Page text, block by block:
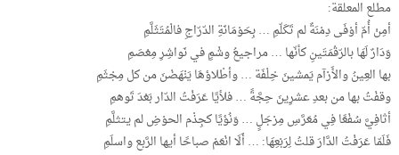
مطلع المعلقة:
أمِنْ أُمّ أوْفَى دِمْنَةٌ لم تَكَلّمِ … بِحَوْمَانَةِ الدّرّاجِ فالْمُتَثَلَّمِ
وَدَارٌ لَهَا بالرّقْمَتَينِ كأنّها … مراجيعُ وشْمٍ في نَواشِرِ مِعْصَمِ
بها العِينُ والأَرْآم يَمشينَ خِلْفَة … وأطْلاؤهَا يَنْهَضْنَ من كل مِجْثَمِ
وقفْتُ بها من بعدِ عشرِينَ حِجَّةً … فلأيًا عَرَفْتُ الدّار بَعْدَ تَوهمِ
أثافِيَّ سُفْعًا فِي مُعَرَّسِ مِرْجَلٍ … وَنُؤيًا كجِذْم الحوْضِ لم يتثلَّمِ
فَلَمّا عَرَفْتُ الدَّارَ قلتُ لِرَبْعِهَا: … أَلَا انْعَمْ صباحًا أيها الرَّبع واسلَمِ